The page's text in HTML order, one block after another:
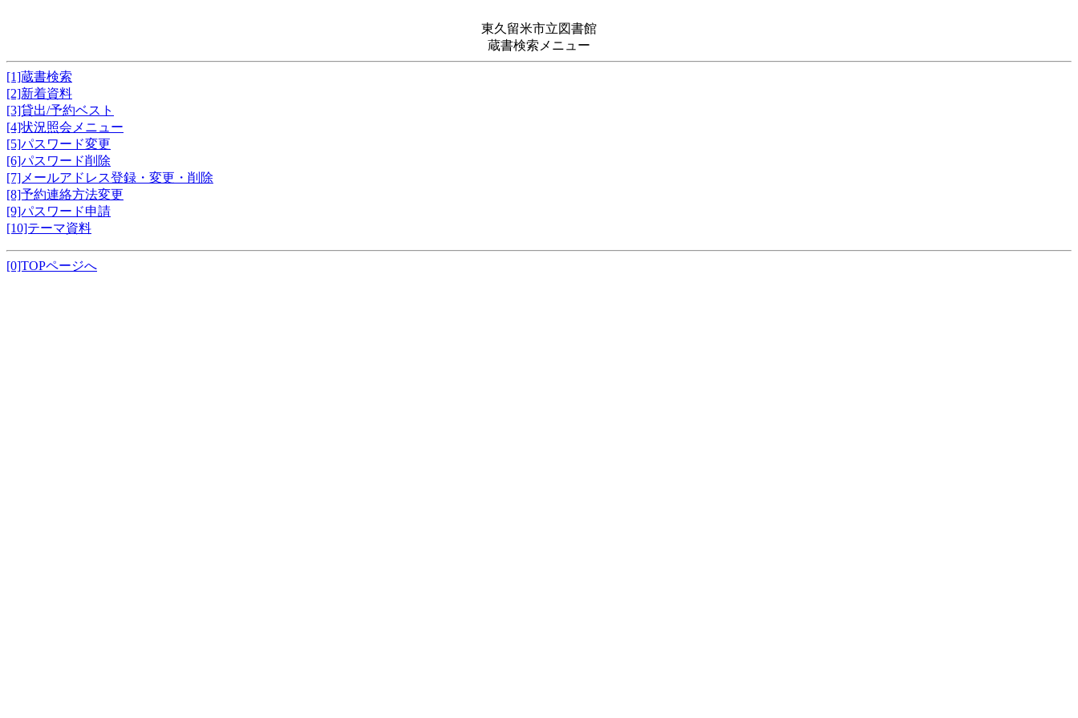
東久留米市立図書館
蔵書検索メニュー
[1]蔵書検索
[2]新着資料
[3]貸出/予約ベスト
[4]状況照会メニュー
[5]パスワード変更
[6]パスワード削除
[7]メールアドレス登録・変更・削除
[8]予約連絡方法変更
[9]パスワード申請
[10]テーマ資料
[0]TOPページへ